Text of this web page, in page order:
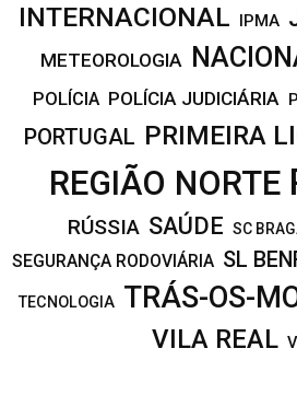
INTERNACIONAL IPMA
METEOROLOGIA
POLÍCIA POLÍCIA JUDICIÁRIA
PORTUGAL PRIMEIRA
REGIÃO NORTE
RÚSSIA SAÚDE SC
SEGURANÇA RODOVIÁRIA SL
TECNOLOGIA TRÁS-OS-
VILA REAL